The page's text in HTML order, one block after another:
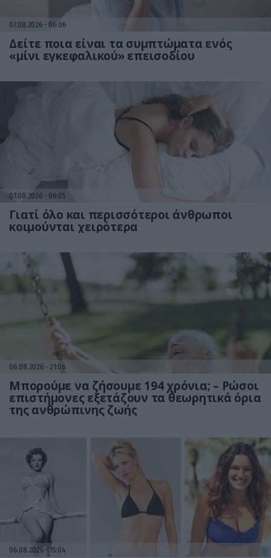
07.08.2026 06:06
Δείτε ποια είναι τα συμπτώματα ενός
«μίνι εγκεφαλικού» επεισοδίου
07.08.2026 06:05
Γιατί όλο και περισσότεροι άνθρωποι
κοιμούνται χειρότερα
06.08.2026 21:06
Μπορούμε να ζήσουμε 194 χρόνια; – Ρώσοι
επιστήμονες εξετάζουν τα θεωρητικά όρια
της ανθρώπινης ζωής
06.08.2026 15:04